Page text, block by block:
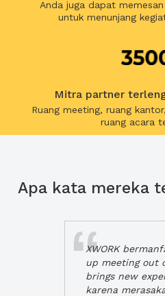
Anda juga dapat
untuk menunjang
Mitra partner
Ruang meeting, ruang
ruang acara
Apa kata mereka
XWORK
up meeting out
brings new
karena